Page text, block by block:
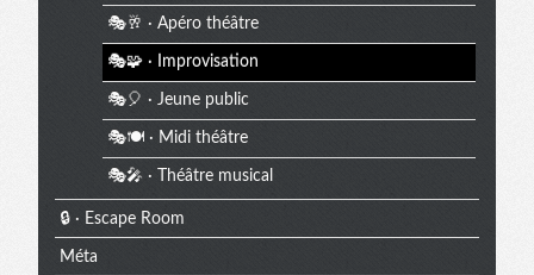
🎭🥂 · Apéro théâtre
🎭🧩 · Improvisation
🎭🎈 · Jeune public
🎭🍽️ · Midi théâtre
🎭🎤 · Théâtre musical
🔒 · Escape Room
Méta